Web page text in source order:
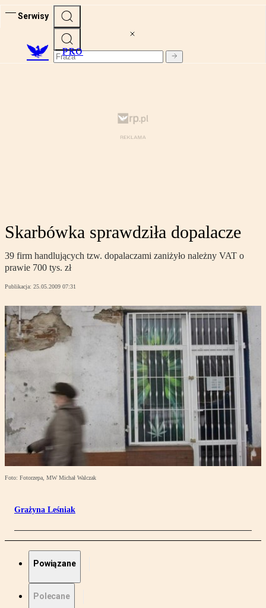
Serwisy
PRO
Skarbówka sprawdziła dopalacze
39 firm handlujących tzw. dopalaczami zaniżyło należny VAT o
prawie 700 tys. zł
Publikacja: 25.05.2009 07:31
Foto: Fotorzepa, MW Michał Walczak
Grażyna Leśniak
Powiązane
Polecane